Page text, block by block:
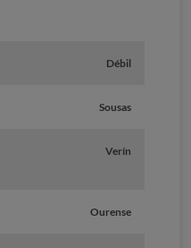
Débil
Sousas
Verín
Ourense